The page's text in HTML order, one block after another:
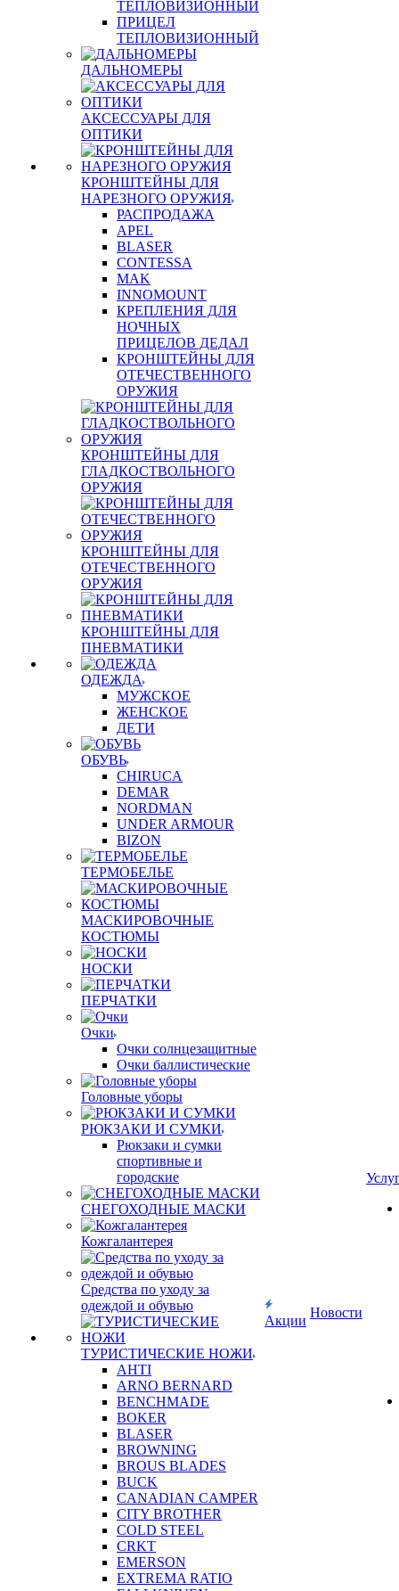
ТЕПЛОВИЗИОННЫЙ
ПРИЦЕЛ
ТЕПЛОВИЗИОННЫЙ
ДАЛЬНОМЕРЫ
АКСЕССУАРЫ ДЛЯ
ОПТИКИ
КРОНШТЕЙНЫ ДЛЯ
НАРЕЗНОГО ОРУЖИЯ
РАСПРОДАЖА
APEL
BLASER
CONTESSA
MAK
INNOMOUNT
КРЕПЛЕНИЯ ДЛЯ
НОЧНЫХ
ПРИЦЕЛОВ ДЕДАЛ
КРОНШТЕЙНЫ ДЛЯ
ОТЕЧЕСТВЕННОГО
ОРУЖИЯ
КРОНШТЕЙНЫ ДЛЯ
ГЛАДКОСТВОЛЬНОГО
ОРУЖИЯ
КРОНШТЕЙНЫ ДЛЯ
ОТЕЧЕСТВЕННОГО
ОРУЖИЯ
КРОНШТЕЙНЫ ДЛЯ
ПНЕВМАТИКИ
ОДЕЖДА
МУЖСКОЕ
ЖЕНСКОЕ
ДЕТИ
ОБУВЬ
CHIRUCA
DEMAR
NORDMAN
UNDER ARMOUR
BIZON
ТЕРМОБЕЛЬЕ
МАСКИРОВОЧНЫЕ
КОСТЮМЫ
НОСКИ
ПЕРЧАТКИ
Очки
Очки солнцезащитные
Очки баллистические
Головные уборы
РЮКЗАКИ И СУМКИ
Рюкзаки и сумки
спортивные и
городские
СНЕГОХОДНЫЕ МАСКИ
Кожгалантерея
Средства по уходу за
одеждой и обувью
ТУРИСТИЧЕСКИЕ НОЖИ
AHTI
ARNO BERNARD
BENCHMADE
BOKER
BLASER
BROWNING
BROUS BLADES
BUCK
CANADIAN CAMPER
CITY BROTHER
COLD STEEL
CRKT
EMERSON
EXTREMA RATIO
Акции
Новости